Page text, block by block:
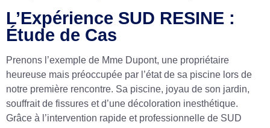
L’Expérience SUD RESINE :
Étude de Cas
Prenons l’exemple de Mme Dupont, une propriétaire
heureuse mais préoccupée par l’état de sa piscine lors de
notre première rencontre. Sa piscine, joyau de son jardin,
souffrait de fissures et d’une décoloration inesthétique.
Grâce à l’intervention rapide et professionnelle de SUD